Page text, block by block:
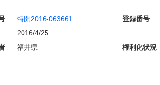
特開2016-063661 登録番号
2016/4/25
福井県 権利化状況